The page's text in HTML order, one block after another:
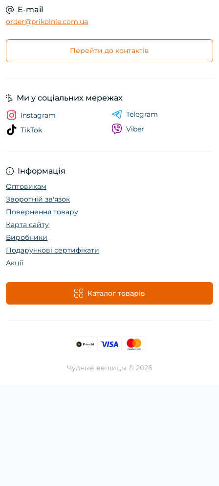
E-mail
order@prikolnie.com.ua
Перейти до контактів
Інформація
Оптовикам
Зворотній зв'язок
Повернення товару
Карта сайту
Виробники
Подарункові сертифікати
Акції
Каталог товарів
Ми у соціальних мережах
Instagram
TikTok
Telegram
Viber
Чудные вещицы © 2026